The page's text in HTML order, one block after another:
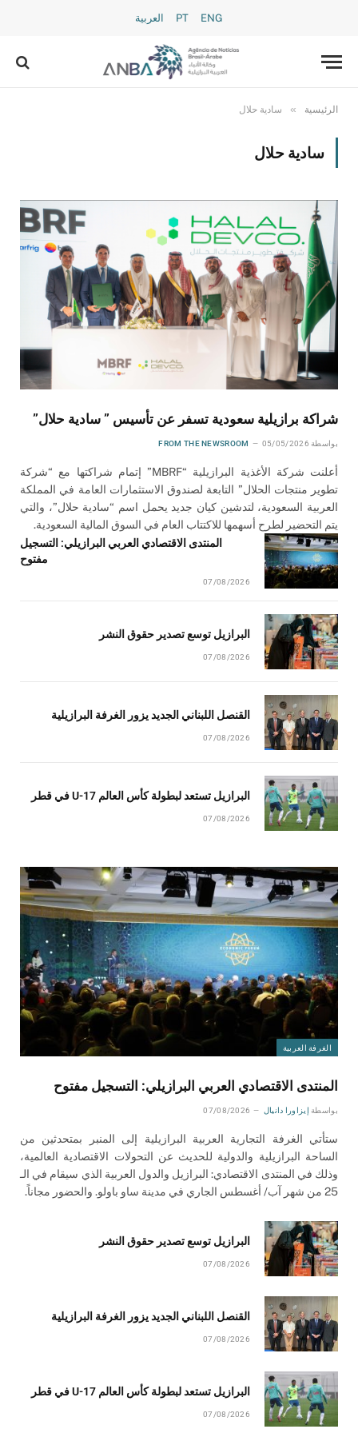
PT ENG العربية
الرئيسية » سادية حلال
سادية حلال
شراكة برازيلية سعودية تسفر عن تأسيس ” سادية حلال”
بواسطة FROM THE NEWSROOM 05/05/2026
أعلنت شركة الأغذية البرازيلية “MBRF” إتمام شراكتها مع “شركة
تطوير منتجات الحلال” التابعة لصندوق الاستثمارات العامة في المملكة
العربية السعودية، لتدشين كيان جديد يحمل اسم “سادية حلال”، والتي
يتم التحضير لطرح أسهمها للاكتتاب العام في السوق المالية السعودية.
المنتدى الاقتصادي العربي البرازيلي: التسجيل
مفتوح
07/08/2026
البرازيل توسع تصدير حقوق النشر
07/08/2026
القنصل اللبناني الجديد يزور الغرفة البرازيلية
07/08/2026
البرازيل تستعد لبطولة كأس العالم U-17 في قطر
07/08/2026
الغرفة العربية
المنتدى الاقتصادي العربي البرازيلي: التسجيل مفتوح
بواسطة إيزاورا دانيال 07/08/2026
ستأتي الغرفة التجارية العربية البرازيلية إلى المنبر بمتحدثين من
الساحة البرازيلية والدولية للحديث عن التحولات الاقتصادية العالمية،
وذلك في المنتدى الاقتصادي: البرازيل والدول العربية الذي سيقام في الـ
25 من شهر آب/ أغسطس الجاري في مدينة ساو باولو. والحضور مجاناً.
البرازيل توسع تصدير حقوق النشر
07/08/2026
القنصل اللبناني الجديد يزور الغرفة البرازيلية
07/08/2026
البرازيل تستعد لبطولة كأس العالم U-17 في قطر
07/08/2026